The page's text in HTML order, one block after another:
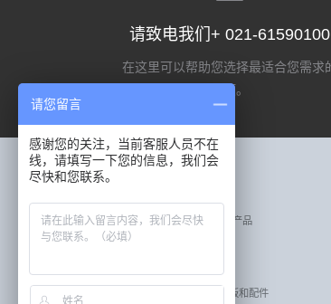
请致电我们+ 021-61590100
在这里可以帮助您选择最适合您需求
选项。
Labsphere产品
MEASURE:激光测量产品
MEASURE:透射率和反射率测量产品
MEASURE:照明光测量产品
CREATE:遥感校准系统
REFLECT:漫反射目标板，标准板和配件
请您留言
感谢您的关注，当前客服人员不在
线，请填写一下您的信息，我们会
尽快和您联系。